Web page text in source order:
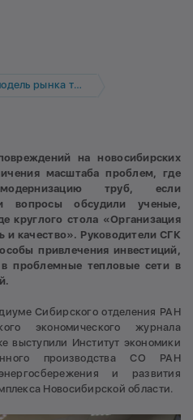
рынка тепла
на новосибирских
масштаба проблем, где
труб, если
обсудили ученые,
круглого стола «Организация
и качество». Руководители СГК
привлечения инвестиций,
проблемные тепловые сети в
Сибирского отделения РАН
экономического журнала
выступили Институт экономики
производства СО РАН
и развития
Новосибирской области.